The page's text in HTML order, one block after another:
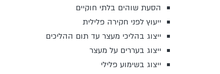
הסעת שוהים בלתי חוקיים
ייעוץ לפני חקירה פלילית
ייצוג בהליכי מעצר עד תום ההליכים
ייצוג בעררים על מעצר
ייצוג בשימוע פלילי